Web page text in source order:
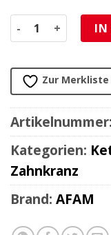
Zahnkranz AFAMIN
Zur
Artikelnummer:
Kategorien:
Zahnkranz
Brand: AFAM